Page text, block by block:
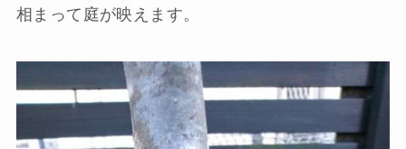
相まって庭が映えます。